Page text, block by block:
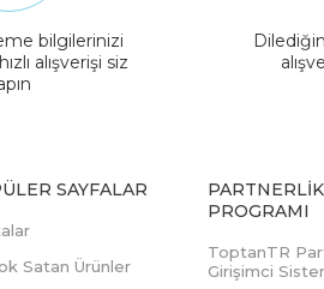
bilgilerinizi
alışverişi siz
SAYFALAR
Satan Ürünler
PARTNERLIK
PROGRAMI
ToptanTR
Girişimci